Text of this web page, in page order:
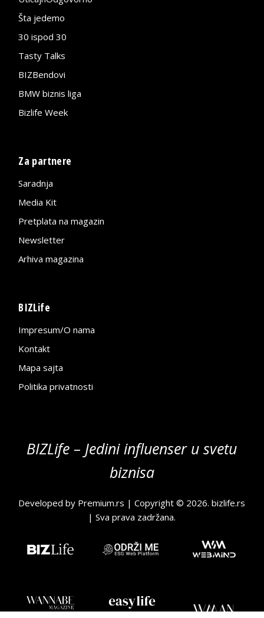
Šta jedemo
30 ispod 30
Tasty Talks
BIZBendovi
BMW biznis liga
Bizlife Week
Za partnere
Saradnja
Media Kit
Pretplata na magazin
Newsletter
Arhiva magazina
BIZLife
Impresum/O nama
Kontakt
Mapa sajta
Politika privatnosti
BIZLife – Jedini influenser u svetu
biznisa
Developed by Premium.rs | Copyright © 2026.bizlife.rs
| Sva prava zadržana.